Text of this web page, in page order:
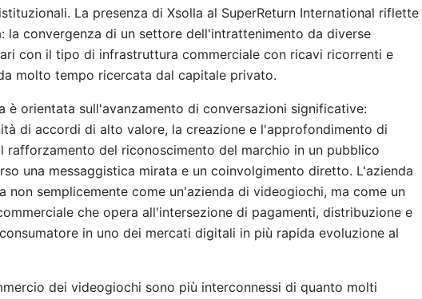
La presenza di Xsolla al SuperReturn International riflette
la convergenza di un settore dell'intrattenimento da diverse
con il tipo di infrastruttura commerciale con ricavi ricorrenti e
molto tempo ricercata dal capitale privato.
è orientata sull'avanzamento di conversazioni significative:
di accordi di alto valore, la creazione e l'approfondimento di
rafforzamento del riconoscimento del marchio in un pubblico
una messaggistica mirata e un coinvolgimento diretto. L'azienda
non semplicemente come un'azienda di videogiochi, ma come un
che opera all'intersezione di pagamenti, distribuzione e
in uno dei mercati digitali in più rapida evoluzione al
dei videogiochi sono più interconnessi di quanto molti